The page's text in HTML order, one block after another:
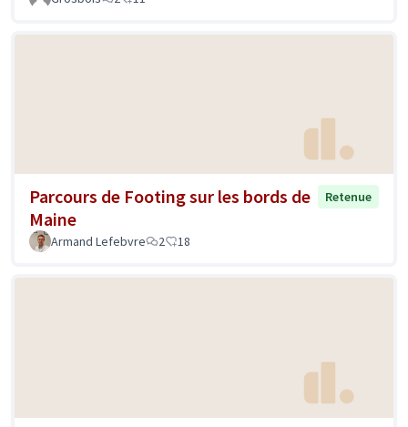
Parcours de Footing sur les bords de
Maine
Retenue
Armand Lefebvre 2 18